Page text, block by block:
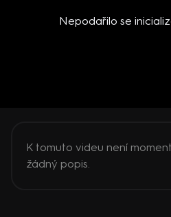
Nepodařilo se
K tomuto videu není
žádný popis.